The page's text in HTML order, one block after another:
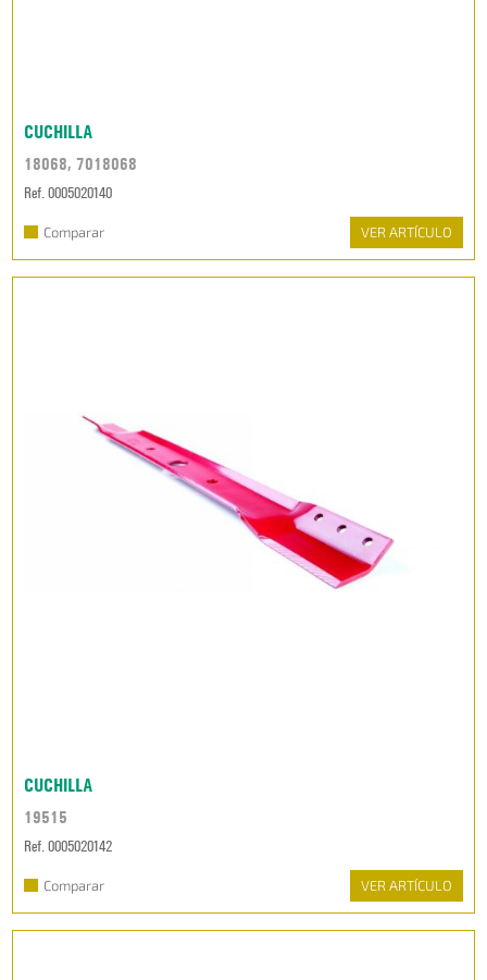
CUCHILLA
18068, 7018068
Ref. 0005020140
Comparar VER ARTÍCULO
CUCHILLA
19515
Ref. 0005020142
Comparar VER ARTÍCULO